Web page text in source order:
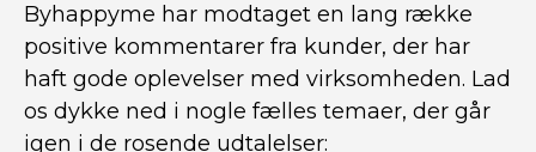
Byhappyme har modtaget en lang række
positive kommentarer fra kunder, der har
haft gode oplevelser med virksomheden. Lad
os dykke ned i nogle fælles temaer, der går
igen i de rosende udtalelser: